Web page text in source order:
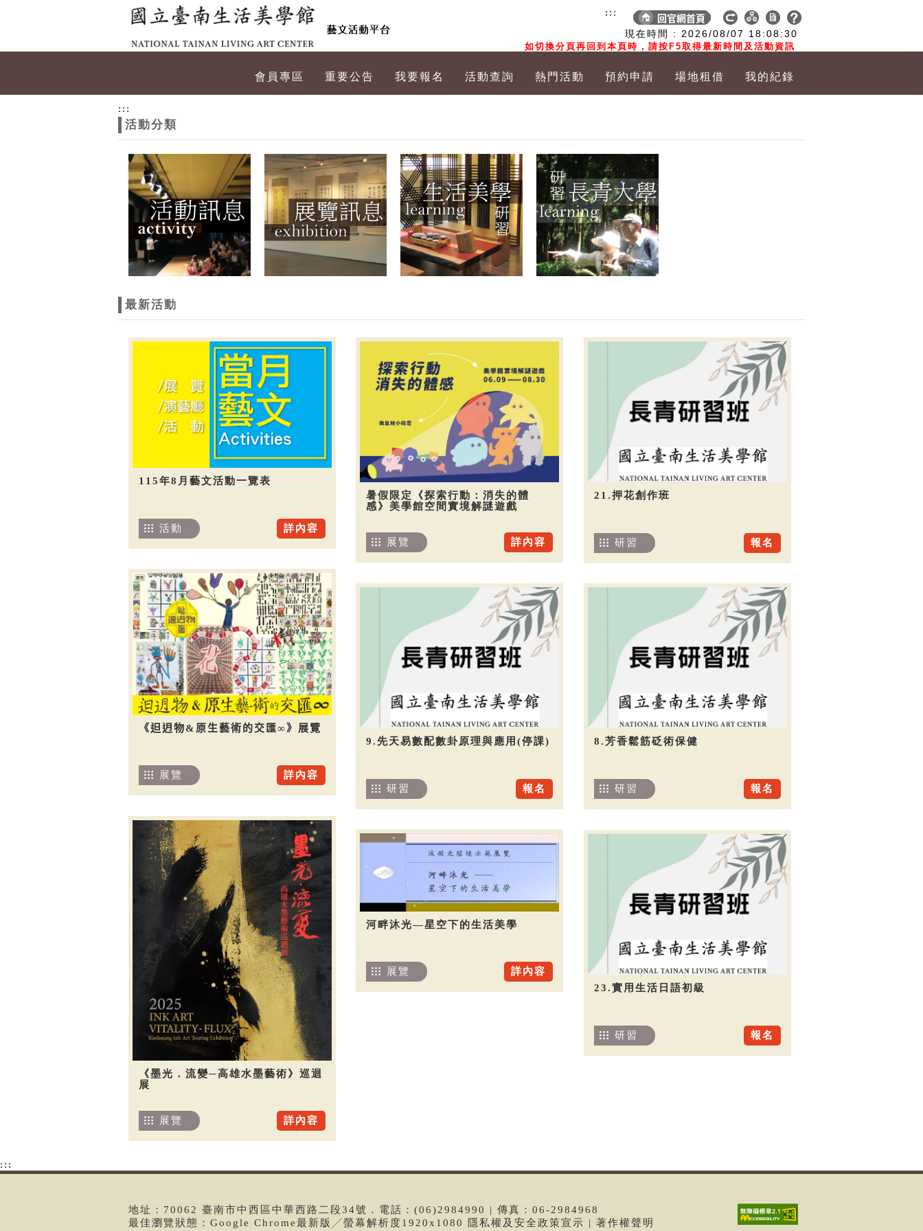
現在時間 : 2026/08/07 18:08:31
如切換分頁再回到本頁時，請按F5取得最新時間及活動資訊
:::
會員專區 重要公告 我要報名 活動查詢 熱門活動 預約申請 場地租借 我的紀錄
:::
活動分類
最新活動
115年8月藝文活動一覽表
詳內容
活動
暑假限定《探索行動：消失的體
感》美學館空間實境解謎遊戲
詳內容
展覽
21.押花創作班
報名
研習
《𨑨迌物&原生藝術的交匯∞》展覽
詳內容
展覽
9.先天易數配數卦原理與應用(停課)
報名
研習
8.芳香鬆筋砭術保健
報名
研習
《墨光．流變─高雄水墨藝術》巡迴
展
詳內容
展覽
河畔沐光—星空下的生活美學
詳內容
展覽
23.實用生活日語初級
報名
研習
:::
地址：70062 臺南市中西區中華西路二段34號．電話：(06)2984990 | 傳真：06-2984968
最佳瀏覽狀態：Google Chrome最新版╱螢幕解析度1920x1080 隱私權及安全政策宣示 | 著作權聲明